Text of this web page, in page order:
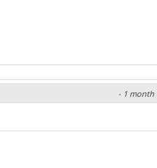
- 1 month